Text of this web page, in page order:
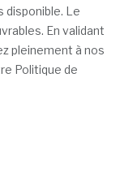
disponible. Le
En validant
pleinement à nos
Politique de